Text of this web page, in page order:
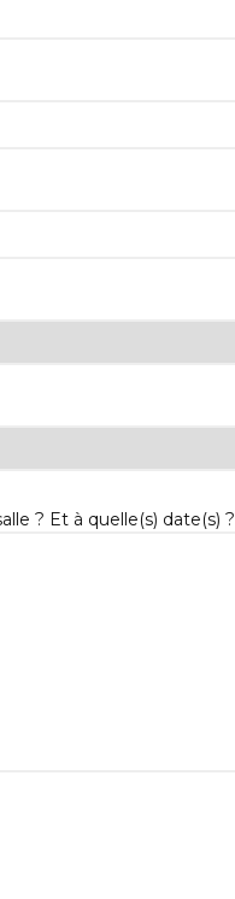
? Et à quelle(s) date(s) ?